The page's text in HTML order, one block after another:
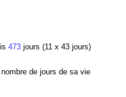
473jours (11 x 43 jours)
de jours de sa vie